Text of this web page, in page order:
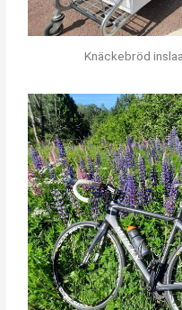
Knäckebröd